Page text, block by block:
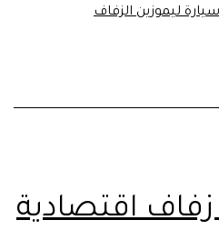
ليموزين الزفاف
زفاف اقتصادية